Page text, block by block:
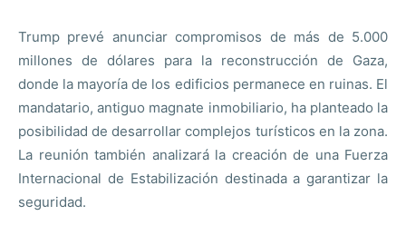
Trump prevé anunciar compromisos de más de 5.000
millones de dólares para la reconstrucción de Gaza,
donde la mayoría de los edificios permanece en ruinas. El
mandatario, antiguo magnate inmobiliario, ha planteado la
posibilidad de desarrollar complejos turísticos en la zona.
La reunión también analizará la creación de una Fuerza
Internacional de Estabilización destinada a garantizar la
seguridad.